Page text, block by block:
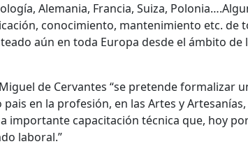
Alemania, Francia, Suiza,
conocimiento, mantenimiento etc. de
aún en toda Europa desde el ámbito de
de Cervantes “se pretende formalizar
en la profesión, en las Artes y Artesanías,
importante capacitación técnica que, hoy
laboral.”